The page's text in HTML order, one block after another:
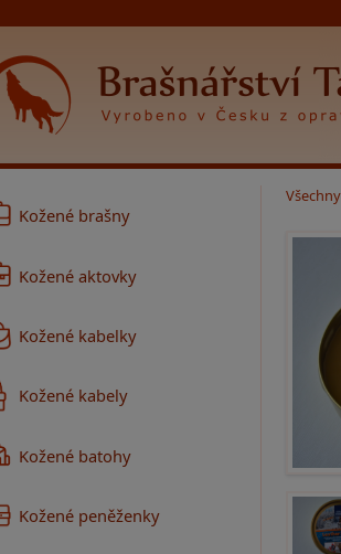
Kožené brašny
Kožené aktovky
Kožené kabelky
Kožené kabely
Kožené batohy
Kožené peněženky